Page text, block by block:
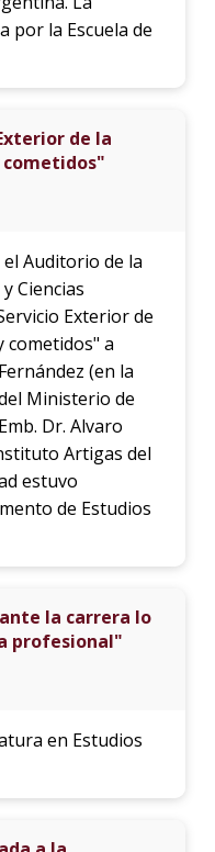
por la Escuela de
de la
cometidos"
Auditorio de la
Ciencias
Exterior de
cometidos" a
(en la
Ministerio de
Dr. Alvaro
Artigas del
estuvo
de Estudios
la carrera lo
profesional"
en Estudios